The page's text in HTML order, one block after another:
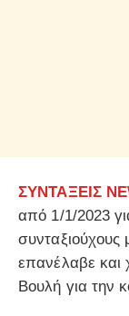
ΣΥΝΤΑΞΕΙΣ
από 1/1/2023
συνταξιούχους
επανέλαβε και
Βουλή για την